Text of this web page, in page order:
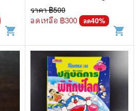
shopping_cart
เอฟ ฟูจิโอะ
ราคา ฿500
ลดเหลือ ฿300 ลด40%
shopping_cart